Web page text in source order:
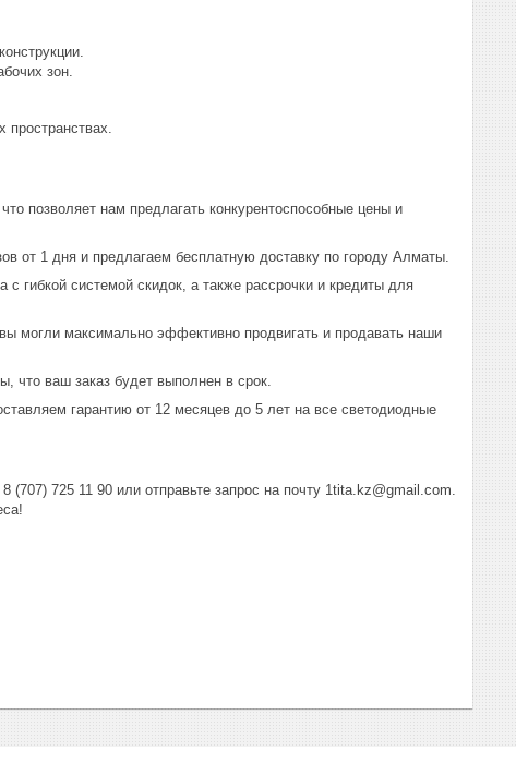
зон.
пространствах.
позволяет нам предлагать конкурентоспособные цены и
от 1 дня и предлагаем бесплатную доставку по городу Алматы.
гибкой системой скидок, а также рассрочки и кредиты для
могли максимально эффективно продвигать и продавать наши
что ваш заказ будет выполнен в срок.
гарантию от 12 месяцев до 5 лет на все светодиодные
725 11 90 или отправьте запрос на почту 1tita.kz@gmail.com.